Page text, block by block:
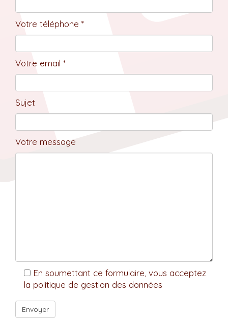
Votre téléphone *
Votre email *
Sujet
Votre message
En soumettant ce formulaire, vous acceptez
la politique de gestion des données